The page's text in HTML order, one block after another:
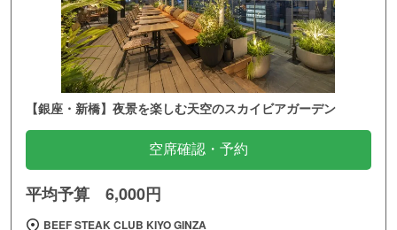
【銀座・新橋】夜景を楽しむ天空のスカイビアガーデン
空席確認・予約
平均予算 6,000円
BEEF STEAK CLUB KIYO GINZA